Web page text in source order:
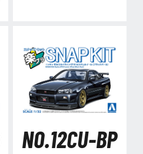
NO.12CU-BP